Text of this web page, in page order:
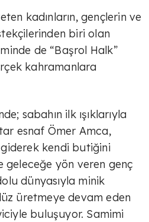
kadınların, gençlerin ve
biri olan
de “Başrol Halk”
kahramanlara
sabahın ilk ışıklarıyla
esnaf Ömer Amca,
kendi butiğini
geleceğe yön veren genç
dünyasıyla minik
üretmeye devam eden
buluşuyor. Samimi